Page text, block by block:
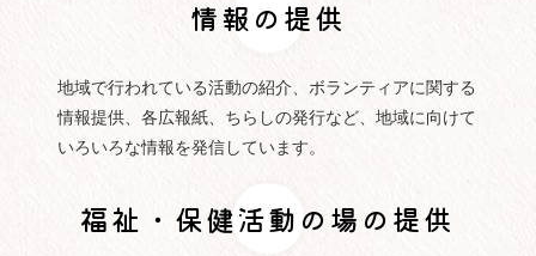
情報の提供
地域で行われている活動の紹介、ボランティアに関する
情報提供、各広報紙、ちらしの発行など、地域に向けて
いろいろな情報を発信しています。
福祉・保健活動の場の提供